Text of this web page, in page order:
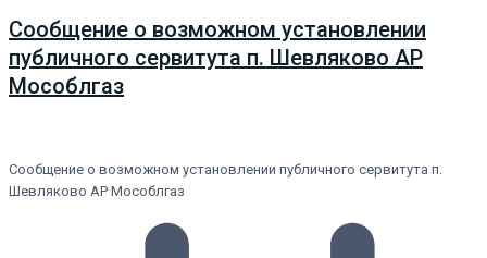
Сообщение о возможном установлении
публичного сервитута п. Шевляково АР
Мособлгаз
Сообщение о возможном установлении публичного сервитута п.
Шевляково АР Мособлгаз